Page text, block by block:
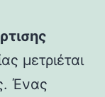
μετριέται
Ένας